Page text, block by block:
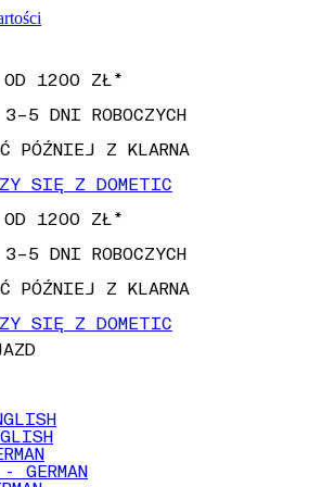
DNI ROBOCZYCH
PÓŹNIEJ Z KLARNA
SIĘ Z DOMETIC
OD 1200 ZŁ*
DNI ROBOCZYCH
PÓŹNIEJ Z KLARNA
SIĘ Z DOMETIC
GERMAN